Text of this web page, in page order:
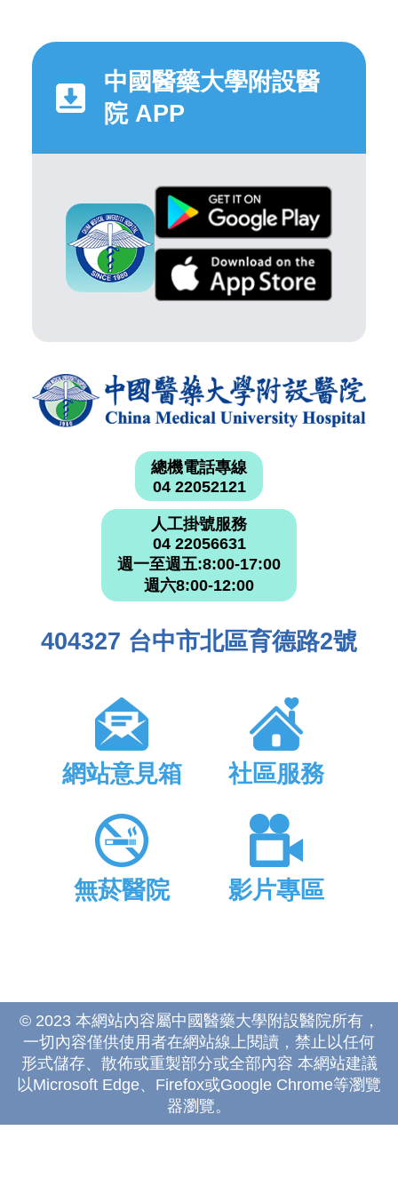
中國醫藥大學附設醫
院 APP
總機電話專線
04 22052121
人工掛號服務
04 22056631
週一至週五:8:00-17:00
週六8:00-12:00
404327 台中市北區育德路2號
網站意見箱 社區服務
無菸醫院 影片專區
© 2023 本網站內容屬中國醫藥大學附設醫院所有，
一切內容僅供使用者在網站線上閱讀，禁止以任何
形式儲存、散佈或重製部分或全部內容 本網站建議
以Microsoft Edge、Firefox或Google Chrome等瀏覽
器瀏覽。